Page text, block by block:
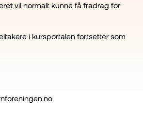
vil normalt kunne få fradrag for
i kursportalen fortsetter som